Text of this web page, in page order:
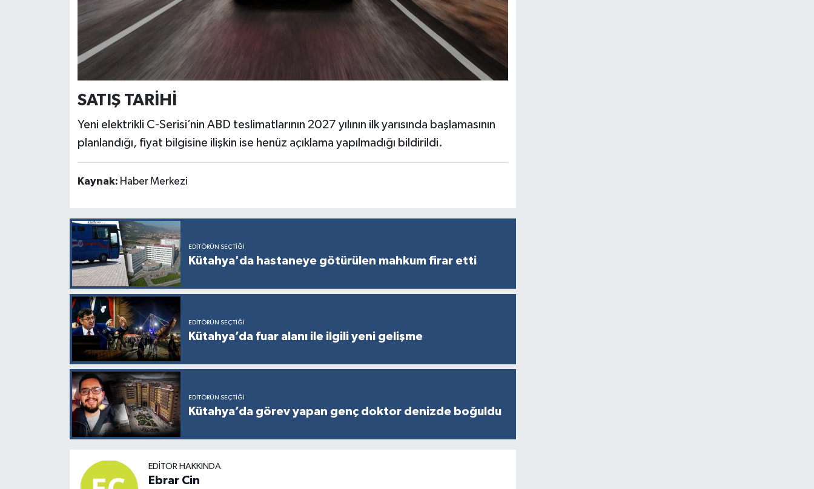
SATIŞ TARİHİ
Yeni elektrikli C-Serisi’nin ABD teslimatlarının 2027 yılının ilk yarısında başlamasının
planlandığı, fiyat bilgisine ilişkin ise henüz açıklama yapılmadığı bildirildi.
Kaynak: Haber Merkezi
EDITÖRÜN SEÇTIĞI
Kütahya'da hastaneye götürülen mahkum firar etti
EDITÖRÜN SEÇTIĞI
Kütahya’da fuar alanı ile ilgili yeni gelişme
EDITÖRÜN SEÇTIĞI
Kütahya’da görev yapan genç doktor denizde boğuldu
EDITÖR HAKKINDA
Ebrar Cin